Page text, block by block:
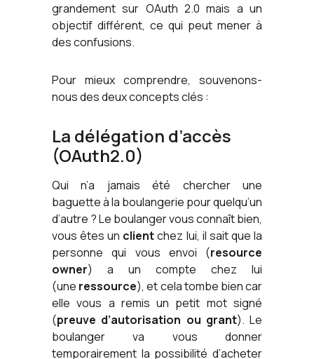
grandement sur OAuth 2.0 mais a un
objectif différent, ce qui peut mener à
des confusions.
Pour mieux comprendre, souvenons-
nous des deux concepts clés :
La délégation d’accès
(OAuth2.0)
Qui n’a jamais été chercher une
baguette à la boulangerie pour quelqu’un
d’autre ? Le boulanger vous connaît bien,
vous êtes un clientchez lui, il sait que la
personne qui vous envoi (resource
owner) a un compte chez lui
(une ressource), et cela tombe bien car
elle vous a remis un petit mot signé
(preuve d’autorisation ou grant). Le
boulanger va vous donner
temporairement la possibilité d’acheter